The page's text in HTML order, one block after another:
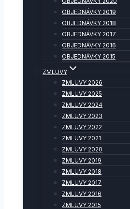
OBJEDNÁVKY 2019
OBJEDNÁVKY 2018
OBJEDNÁVKY 2017
OBJEDNÁVKY 2016
OBJEDNÁVKY 2015
ZMLUVY
ZMLUVY 2026
ZMLUVY 2025
ZMLUVY 2024
ZMLUVY 2023
ZMLUVY 2022
ZMLUVY 2021
ZMLUVY 2020
ZMLUVY 2019
ZMLUVY 2018
ZMLUVY 2017
ZMLUVY 2016
ZMLUVY 2015